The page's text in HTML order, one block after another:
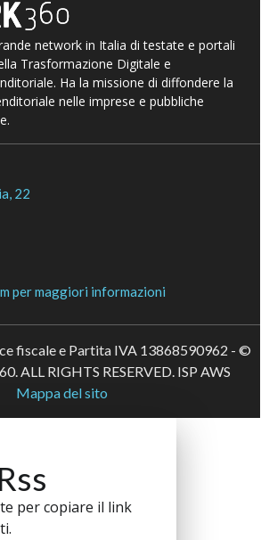
network in Italia di testate e portali
Trasformazione Digitale e
Ha la missione di diffondere la
nelle imprese e pubbliche
22
per maggiori informazioni
fiscale e Partita IVA 13868590962 - ©
ALL RIGHTS RESERVED. ISP AWS
Mappa del sito
per copiare il link